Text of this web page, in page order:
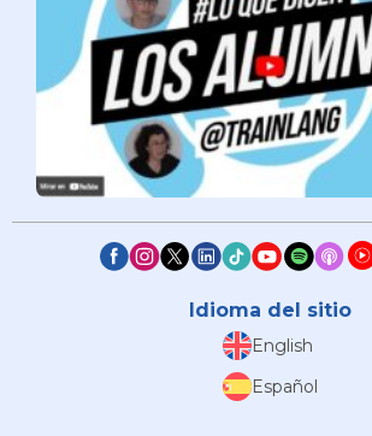
Idioma del sitio
English
Español